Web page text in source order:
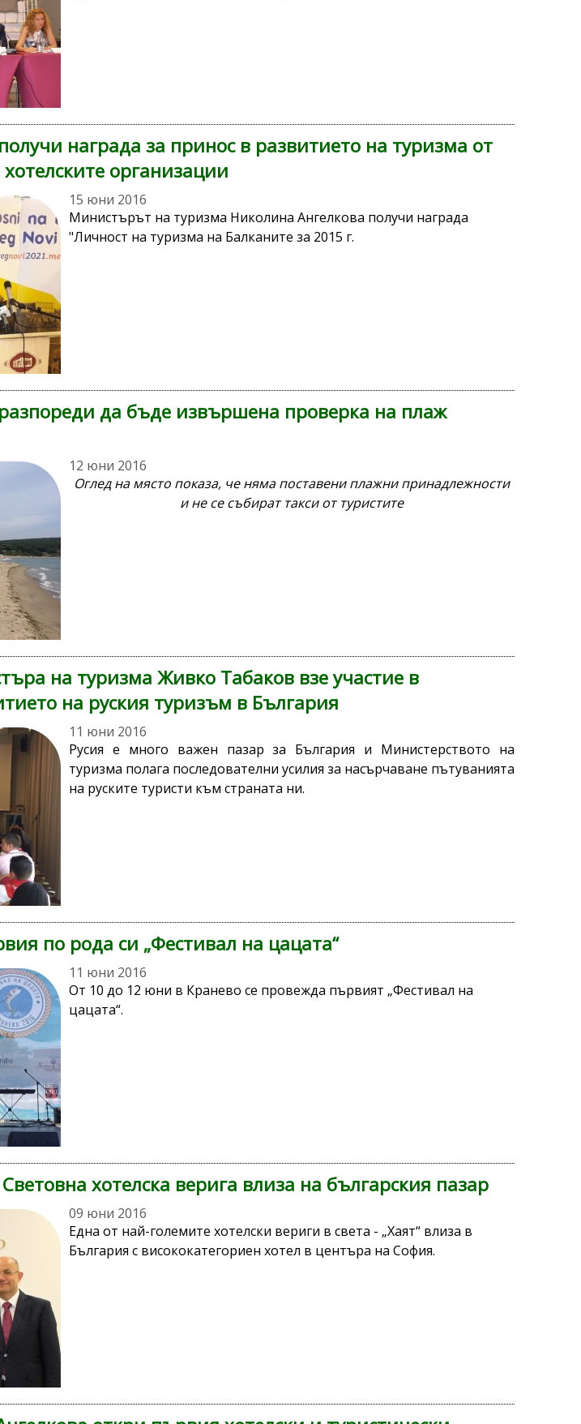
награда за принос в развитието на туризма от
организации
15 юни 2016
Министърът на туризма Николина Ангелкова получи награда
"Личност на туризма на Балканите за 2015 г.
да бъде извършена проверка на плаж
12 юни 2016
Оглед на място показа, че няма поставени плажни принадлежности
и не се събират такси от туристите
на туризма Живко Табаков взе участие в
на руския туризъм в България
11 юни 2016
Русия е много важен пазар за България и Министерството на
туризма полага последователни усилия за насърчаване пътуванията
на руските туристи към страната ни.
по рода си „Фестивал на цацата“
11 юни 2016
От 10 до 12 юни в Кранево се провежда първият „Фестивал на
цацата“.
хотелска верига влиза на българския пазар
09 юни 2016
Една от най-големите хотелски вериги в света - „Хаят“ влиза в
България с висококатегориен хотел в центъра на София.